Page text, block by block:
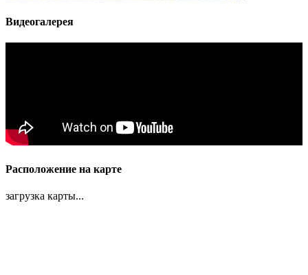
Видеогалерея
Расположение на карте
загрузка карты...